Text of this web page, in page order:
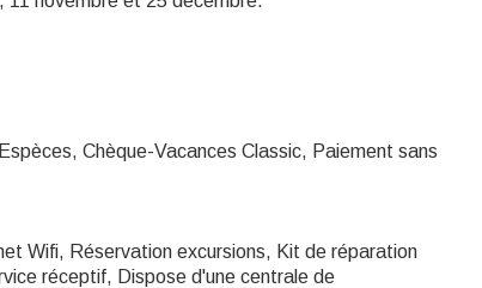
Chèque-Vacances Classic, Paiement sans
Wifi, Réservation excursions, Kit de réparation
réceptif, Dispose d'une centrale de